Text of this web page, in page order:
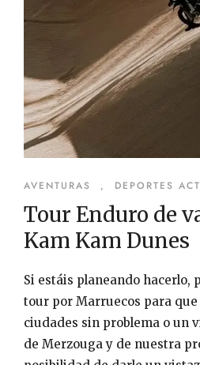
AVENTURAS , DEPORTES
Tour Enduro de
Kam Kam Dunes
Si estáis planeando hacerlo,
tour por Marruecos para
ciudades sin problema o un
de Merzouga y de nuestra